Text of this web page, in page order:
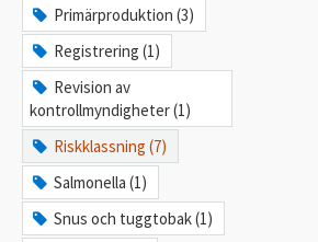
Primärproduktion (3)
Registrering (1)
Revision av
kontrollmyndigheter (1)
Riskklassning (7)
Salmonella (1)
Snus och tuggtobak (1)